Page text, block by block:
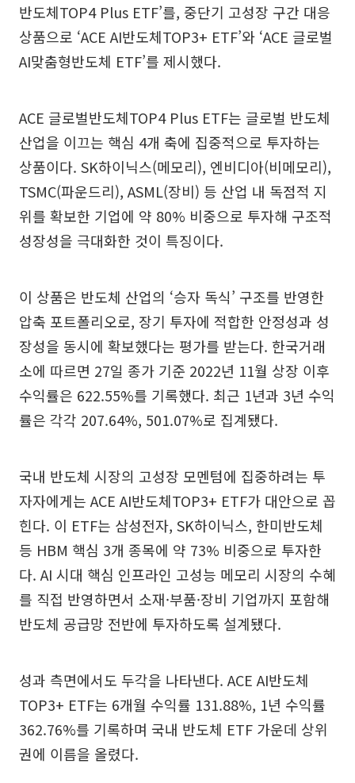
반도체TOP4 Plus ETF’를, 중단기 고성장 구간 대응
상품으로 ‘ACE AI반도체TOP3+ ETF’와 ‘ACE 글로벌
AI맞춤형반도체 ETF’를 제시했다.
ACE 글로벌반도체TOP4 Plus ETF는 글로벌 반도체
산업을 이끄는 핵심 4개 축에 집중적으로 투자하는
상품이다. SK하이닉스(메모리), 엔비디아(비메모리),
TSMC(파운드리), ASML(장비) 등 산업 내 독점적 지
위를 확보한 기업에 약 80% 비중으로 투자해 구조적
성장성을 극대화한 것이 특징이다.
이 상품은 반도체 산업의 ‘승자 독식’ 구조를 반영한
압축 포트폴리오로, 장기 투자에 적합한 안정성과 성
장성을 동시에 확보했다는 평가를 받는다. 한국거래
소에 따르면 27일 종가 기준 2022년 11월 상장 이후
수익률은 622.55%를 기록했다. 최근 1년과 3년 수익
률은 각각 207.64%, 501.07%로 집계됐다.
국내 반도체 시장의 고성장 모멘텀에 집중하려는 투
자자에게는 ACE AI반도체TOP3+ ETF가 대안으로 꼽
힌다. 이 ETF는 삼성전자, SK하이닉스, 한미반도체
등 HBM 핵심 3개 종목에 약 73% 비중으로 투자한
다. AI 시대 핵심 인프라인 고성능 메모리 시장의 수혜
를 직접 반영하면서 소재·부품·장비 기업까지 포함해
반도체 공급망 전반에 투자하도록 설계됐다.
성과 측면에서도 두각을 나타낸다. ACE AI반도체
TOP3+ ETF는 6개월 수익률 131.88%, 1년 수익률
362.76%를 기록하며 국내 반도체 ETF 가운데 상위
권에 이름을 올렸다.